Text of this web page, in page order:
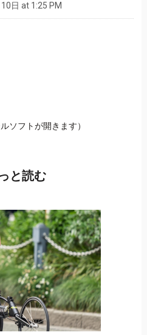
日 at 1:25 PM
ソフトが開きます）
と読む